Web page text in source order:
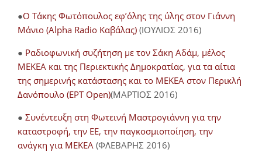
●O Τάκης Φωτόπουλος εφ’όλης της ύλης στον Γιάννη
Μάνιο (Alpha Radio Καβάλας) (ΙΟΥΛΙΟΣ 2016)
● Ραδιοφωνική συζήτηση με τον Σάκη Αδάμ, μέλος
ΜΕΚΕΑ και της Περιεκτικής Δημοκρατίας, για τα αίτια
της σημερινής κατάστασης και το ΜΕΚΕΑ στον Περικλή
Δανόπουλο (ΕΡΤ Open)(ΜΑΡΤΙΟΣ 2016)
● Συνέντευξη στη Φωτεινή Μαστρογιάννη για την
καταστροφή, την ΕΕ, την παγκοσμιοποίηση, την
ανάγκη για ΜΕΚΕΑ (ΦΛΕΒΑΡΗΣ 2016)